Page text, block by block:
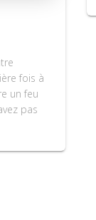
fois à
un feu
pas